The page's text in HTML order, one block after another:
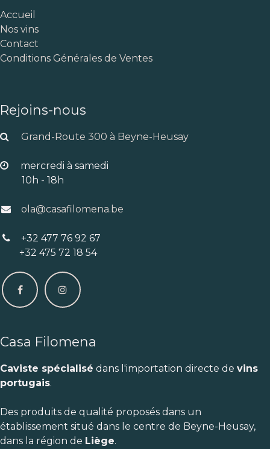
Accueil
Nos vins
Contact
Conditions Générales de Ventes
Rejoins-nous
Grand-Route 300 à Beyne-Heusay
mercredi à samedi
10h - 18h
ola@casafilomena.be
+32 477 76 92 67
+32 475 72 18 54
Casa Filomena
Caviste spécialisé dans l'importation directe de vins
portugais.
Des produits de qualité proposés dans un
établissement situé dans le centre de Beyne-Heusay,
dans la région de Liège.